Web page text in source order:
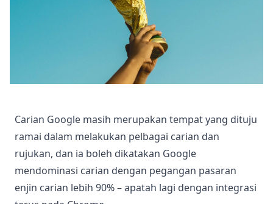
Carian Google masih merupakan tempat yang dituju
ramai dalam melakukan pelbagai carian dan
rujukan, dan ia boleh dikatakan Google
mendominasi carian dengan pegangan pasaran
enjin carian lebih 90% – apatah lagi dengan integrasi